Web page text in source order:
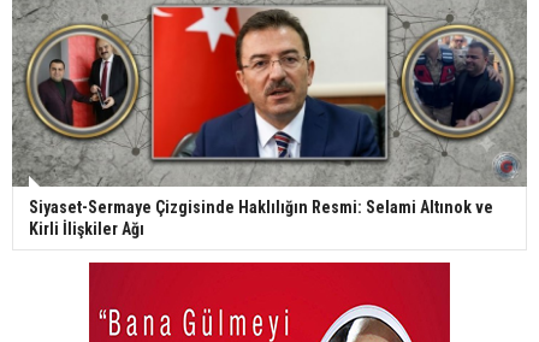
Siyaset-Sermaye Çizgisinde Haklılığın Resmi: Selami Altınok ve
Kirli İlişkiler Ağı